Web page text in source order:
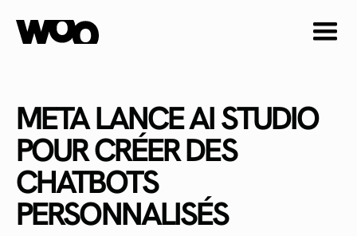
META LANCE AI STUDIO
POUR CRÉER DES
CHATBOTS
PERSONNALISÉS